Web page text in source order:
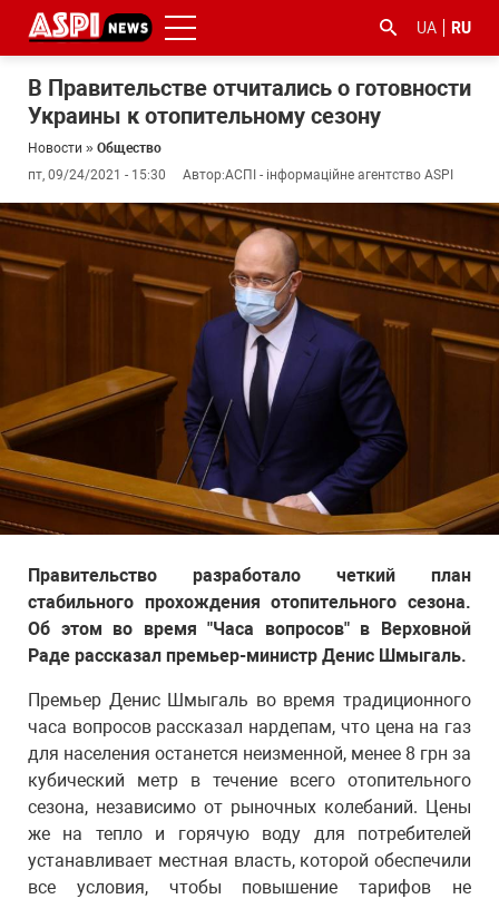
UA RU
В Правительстве отчитались о готовности
Украины к отопительному сезону
Новости » Общество
пт, 09/24/2021 - 15:30
Автор:АСПІ - інформаційне агентство ASPI
Правительство разработало четкий план
стабильного прохождения отопительного сезона.
Об этом во время "Часа вопросов" в Верховной
Раде рассказал премьер-министр Денис Шмыгаль.
Премьер Денис Шмыгаль во время традиционного
часа вопросов рассказал нардепам, что цена на газ
для населения останется неизменной, менее 8 грн за
кубический метр в течение всего отопительного
сезона, независимо от рыночных колебаний. Цены
же на тепло и горячую воду для потребителей
устанавливает местная власть, которой обеспечили
все условия, чтобы повышение тарифов не
#ООС
#боротьба
корупцією
#гфс #Киев #коронавірус